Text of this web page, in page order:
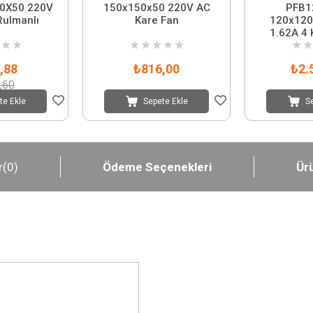
220V
★ ★
Ekle
150x150x50 220V AC
Kare Fan
★ ★ ★ ★ ★
₺816,00
Sepete Ekle
1.62A 4
★ ★
(0) Ödeme Seçenekleri